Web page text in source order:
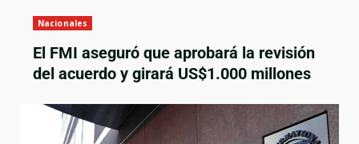
Nacionales
El FMI aseguró que aprobará la revisión
del acuerdo y girará US$1.000 millones